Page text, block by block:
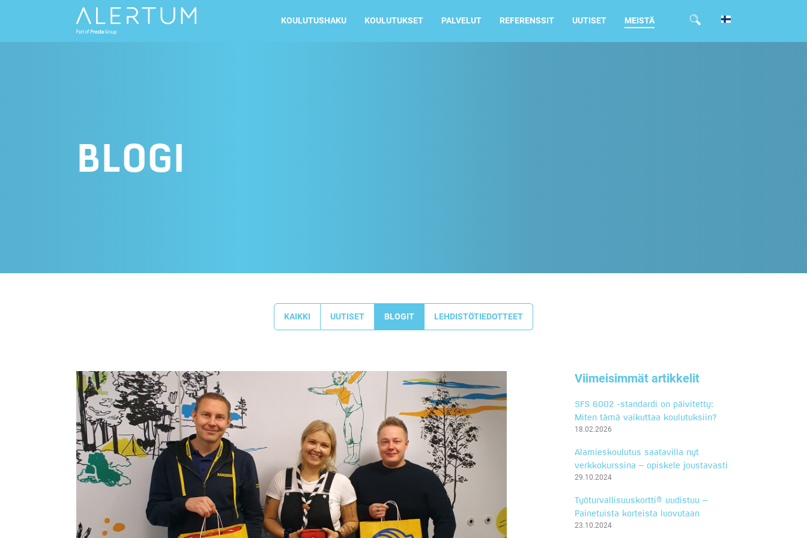
KOULUTUSHAKU KOULUTUKSET PALVELUT REFERENSSIT UUTISET MEISTÄ
BLOGI
KAIKKI UUTISET BLOGIT LEHDISTÖTIEDOTTEET
Viimeisimmät artikkelit
SFS 6002 -standardi on päivitetty:
Miten tämä vaikuttaa koulutuksiin?
18.02.2026
Alamieskoulutus saatavilla nyt
verkkokurssina – opiskele joustavasti
29.10.2024
Työturvallisuuskortti® uudistuu –
Painetuista korteista luovutaan
23.10.2024